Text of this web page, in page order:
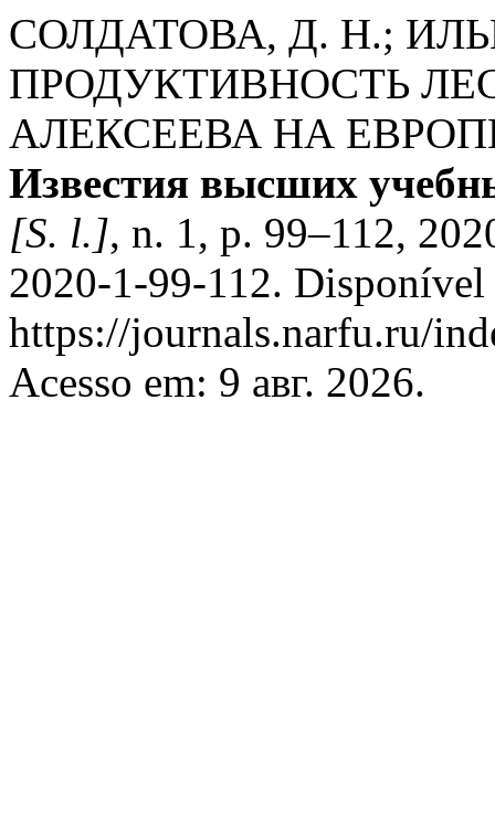
СОЛДАТОВА, Д. Н.;
ПРОДУКТИВНОСТЬ
АЛЕКСЕЕВА НА
Известия высших
[S. l.], n. 1, p. 99–112,
2020-1-99-112. Disponível
https://journals.narfu.ru/
Acesso em: 9 авг. 2026.